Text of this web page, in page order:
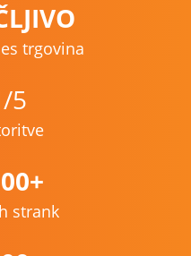
trgovina
/5
strank